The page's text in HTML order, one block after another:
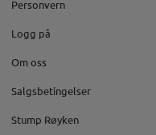
Personvern
Logg på
Om oss
Salgsbetingelser
Stump Røyken